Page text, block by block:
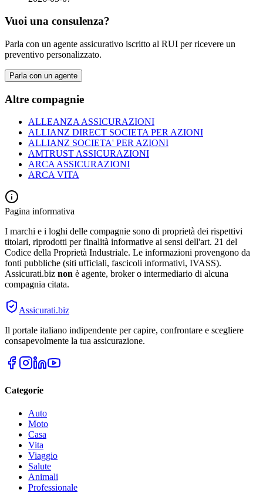
Vuoi una consulenza?
Parla con un agente assicurativo iscritto al RUI per ricevere un
preventivo personalizzato.
Parla con un agente
Altre compagnie
ALLEANZA ASSICURAZIONI
ALLIANZ DIRECT SOCIETA PER AZIONI
ALLIANZ SOCIETA' PER AZIONI
AMTRUST ASSICURAZIONI
ARCA ASSICURAZIONI
ARCA VITA
Pagina informativa
I marchi e i loghi delle compagnie sono di proprietà dei rispettivi
titolari, riprodotti per finalità informative ai sensi dell'art. 21 del
Codice della Proprietà Industriale. Le informazioni provengono da
fonti pubbliche (siti ufficiali, fascicoli informativi, IVASS).
Assicurati.biz non è agente, broker o intermediario di alcuna
compagnia citata.
Assicurati.biz
Il portale italiano indipendente per capire, confrontare e scegliere
consapevolmente la tua assicurazione.
Categorie
Auto
Moto
Casa
Vita
Viaggio
Salute
Animali
Professionale